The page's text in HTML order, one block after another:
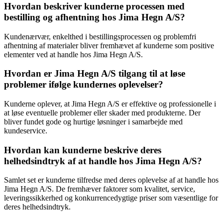
Hvordan beskriver kunderne processen med
bestilling og afhentning hos Jima Hegn A/S?
Kundenærvær, enkelthed i bestillingsprocessen og problemfri
afhentning af materialer bliver fremhævet af kunderne som positive
elementer ved at handle hos Jima Hegn A/S.
Hvordan er Jima Hegn A/S tilgang til at løse
problemer ifølge kundernes oplevelser?
Kunderne oplever, at Jima Hegn A/S er effektive og professionelle i
at løse eventuelle problemer eller skader med produkterne. Der
bliver fundet gode og hurtige løsninger i samarbejde med
kundeservice.
Hvordan kan kunderne beskrive deres
helhedsindtryk af at handle hos Jima Hegn A/S?
Samlet set er kunderne tilfredse med deres oplevelse af at handle hos
Jima Hegn A/S. De fremhæver faktorer som kvalitet, service,
leveringssikkerhed og konkurrencedygtige priser som væsentlige for
deres helhedsindtryk.